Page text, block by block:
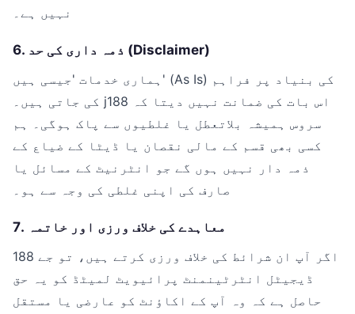
نہیں ہے۔
6. ذمہ داری کی حد (Disclaimer)
ہماری خدمات 'جیسی ہیں' (As Is) کی بنیاد پر فراہم
کی جاتی ہیں۔ j188 اس بات کی ضمانت نہیں دیتا کہ
سروس ہمیشہ بلاتعطل یا غلطیوں سے پاک ہوگی۔ ہم
کسی بھی قسم کے مالی نقصان یا ڈیٹا کے ضیاع کے
ذمہ دار نہیں ہوں گے جو انٹرنیٹ کے مسائل یا
صارف کی اپنی غلطی کی وجہ سے ہو۔
7. معاہدے کی خلاف ورزی اور خاتمہ
اگر آپ ان شرائط کی خلاف ورزی کرتے ہیں، تو جے 188
ڈیجیٹل انٹرٹینمنٹ پرائیویٹ لمیٹڈ کو یہ حق
حاصل ہے کہ وہ آپ کے اکاؤنٹ کو عارضی یا مستقل